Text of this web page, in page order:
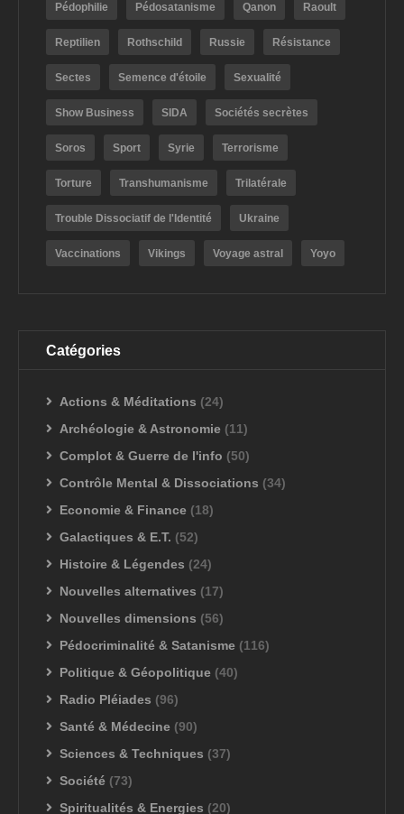
Pédophilie Pédosatanisme Qanon Raoult
Reptilien Rothschild Russie Résistance
Sectes Semence d'étoile Sexualité
Show Business SIDA Sociétés secrètes
Soros Sport Syrie Terrorisme
Torture Transhumanisme Trilatérale
Trouble Dissociatif de l'Identité Ukraine
Vaccinations Vikings Voyage astral Yoyo
Catégories
Actions & Méditations (24)
Archéologie & Astronomie (11)
Complot & Guerre de l'info (50)
Contrôle Mental & Dissociations (34)
Economie & Finance (18)
Galactiques & E.T. (52)
Histoire & Légendes (24)
Nouvelles alternatives (17)
Nouvelles dimensions (56)
Pédocriminalité & Satanisme (116)
Politique & Géopolitique (40)
Radio Pléiades (96)
Santé & Médecine (90)
Sciences & Techniques (37)
Société (73)
Spiritualités & Energies (20)